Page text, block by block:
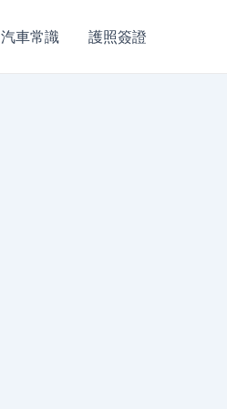
汽車常識 護照簽證